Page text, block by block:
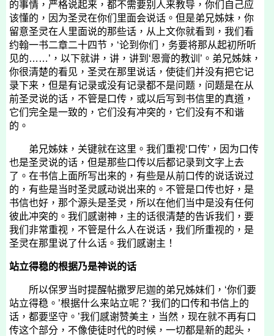
的事情，严格说起来，都不需要别人来教导，你们自己应
该懂的，因为圣灵在你们里面会说话。但是弟兄姊妹，你
留意圣灵在人里面说的那些话，从上文你就看到，我们看
约翰一书二章二十四节，‘论到你们，务要将那从起初所听
见的……’，以下就讲，讲，讲到‘恩膏的教训’。弟兄姊妹，
你很清楚的看见，圣灵在那里说话，使徒们并没有把它记
录下来，但是有记录或没有记录都不是问题，问题是在从
前圣灵说的话，不管是口传，或以后写到书信里的真道，
它们完全是一致的，它们没有冲突的，它们没有不和谐
的。
弟兄姊妹，关键就在这里。我们重视‘口传’，因为口传
也是圣灵说的话，但是那些口传以后都记录到文字上去
了。在书信上面所写出来的，有些是从前口传的说话说过
的，有些是当时圣灵感动说出来的。不管是口传也好，是
书信也好，那个源头是圣灵，所以在他们当中是没有任何
彼此冲突的。我们感谢神，主的话很清楚的告诉我们，要
我们非常重视，不管是什么人在说话，我们所重视的，是
圣灵在那里说了什么话。我们感谢主！
站立得稳的根据乃是神说的话
所以保罗当时提醒帖撒罗尼迦的弟兄姊妹们，‘你们要
站立得稳。’根据什么来站立呢？‘我们的口传和书信上的
话，都要坚守。’我们感谢赞美主，当然，现在就不再有口
传这个部分，不像使徒时代的时候，一切都是新的起头，